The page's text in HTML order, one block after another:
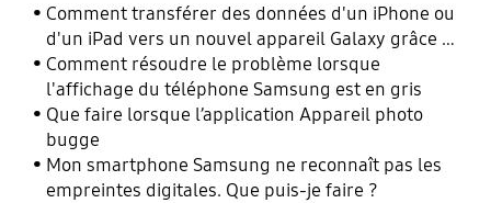
Comment transférer des données d'un iPhone ou
d'un iPad vers un nouvel appareil Galaxy grâce à
Smart Switch ?
Comment résoudre le problème lorsque
l'affichage du téléphone Samsung est en gris
Que faire lorsque l’application Appareil photo
bugge
Mon smartphone Samsung ne reconnaît pas les
empreintes digitales. Que puis-je faire ?